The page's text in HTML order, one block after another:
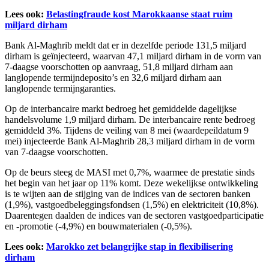
Lees ook: Belastingfraude kost Marokkaanse staat ruim
miljard dirham
Bank Al-Maghrib meldt dat er in dezelfde periode 131,5 miljard
dirham is geïnjecteerd, waarvan 47,1 miljard dirham in de vorm van
7-daagse voorschotten op aanvraag, 51,8 miljard dirham aan
langlopende termijndeposito’s en 32,6 miljard dirham aan
langlopende termijngaranties.
Op de interbancaire markt bedroeg het gemiddelde dagelijkse
handelsvolume 1,9 miljard dirham. De interbancaire rente bedroeg
gemiddeld 3%. Tijdens de veiling van 8 mei (waardepeildatum 9
mei) injecteerde Bank Al-Maghrib 28,3 miljard dirham in de vorm
van 7-daagse voorschotten.
Op de beurs steeg de MASI met 0,7%, waarmee de prestatie sinds
het begin van het jaar op 11% komt. Deze wekelijkse ontwikkeling
is te wijten aan de stijging van de indices van de sectoren banken
(1,9%), vastgoedbeleggingsfondsen (1,5%) en elektriciteit (10,8%).
Daarentegen daalden de indices van de sectoren vastgoedparticipatie
en -promotie (-4,9%) en bouwmaterialen (-0,5%).
Lees ook: Marokko zet belangrijke stap in flexibilisering
dirham